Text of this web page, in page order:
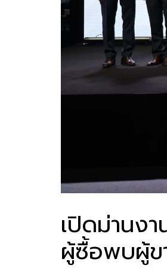
เปิดม่านง
ผู้ซื้อพบผู้ข